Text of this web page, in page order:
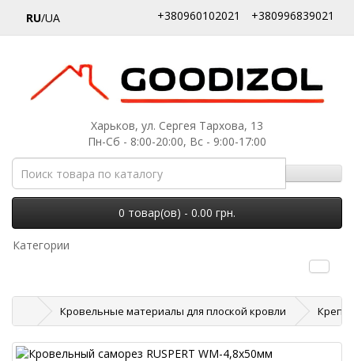
RU/UA +380960102021 +380996839021
Харьков, ул. Сергея Тархова, 13
Пн-Сб - 8:00-20:00, Вс - 9:00-17:00
0 товар(ов) - 0.00 грн.
Категории
Кровельные материалы для плоской кровли